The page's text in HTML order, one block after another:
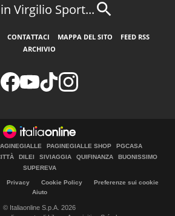
Virgilio Sport...
CONTATTACI MAPPA DEL SITO
FEED RSS
ARCHIVIO
PAGINEGIALLE SHOP
PGCASA
DILEI SIVIAGGIA QUIFINANZA
BUONISSIMO
SUPEREVA
Privacy Cookie Policy
Preferenze sui cookie
Aiuto
© Italiaonline S.p.A. 2026